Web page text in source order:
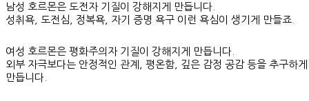
남성 호르몬은 도전자 기질이 강해지게 만듭니다.
성취욕, 도전심, 정복욕, 자기 증명 욕구 이런 욕심이 생기게 만들죠.
여성 호르몬은 평화주의자 기질이 강해지게 만듭니다.
외부 자극보다는 안정적인 관계, 평온함, 깊은 감정 공감 등을 추구하게
만듭니다.